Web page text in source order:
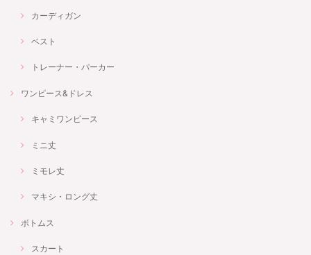
カーディガン
ベスト
トレーナー・パーカー
ワンピース&ドレス
キャミワンピース
ミニ丈
ミモレ丈
マキシ・ロング丈
ボトムス
スカート